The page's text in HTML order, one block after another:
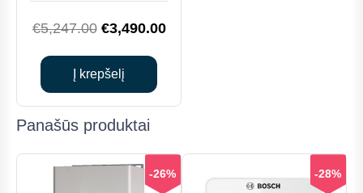
€5,247.00 Original
was:
€5,247.00.
€3,490.00Current
Į krepšelį
Panašūs produktai
-26% -28%